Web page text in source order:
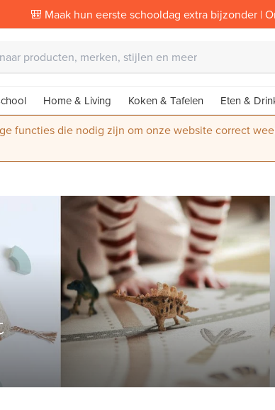
🎒 Maak hun eerste schooldag extra bijzonder |
Home & Living Koken & Tafelen Eten &
functies die nodig zijn om onze website correct